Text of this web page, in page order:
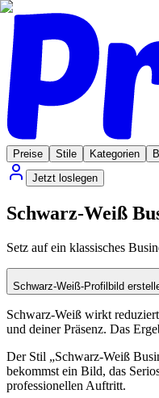
Preise Stile Kategorien
Jetzt loslegen
Schwarz-Weiß
Setz auf ein klassisches
Schwarz-Weiß-Profilbild
Schwarz-Weiß wirkt
und deiner Präsenz. Das
Der Stil „Schwarz-Weiß
bekommst ein Bild, das
professionellen Auftritt.